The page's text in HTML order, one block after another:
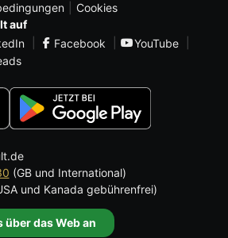
Cookies
auf
Facebook
YouTube
(GB und International)
und Kanada gebührenfrei)
über das Web an